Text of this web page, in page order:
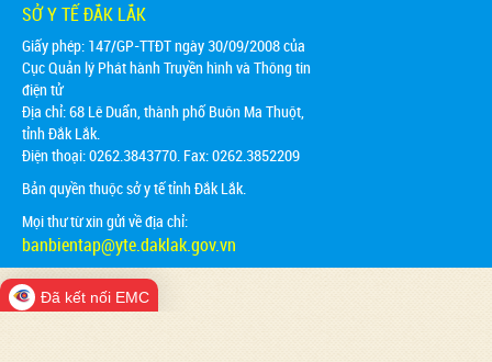
SỞ Y TẾ ĐẮK LẮK
Giấy phép: 147/GP-TTĐT ngày 30/09/2008 của
Cục Quản lý Phát hành Truyền hình và Thông tin
điện tử
Địa chỉ:68 Lê Duẩn, thành phố Buôn Ma Thuột,
tỉnh Đắk Lắk.
Điện thoại: 0262.3843770. Fax: 0262.3852209
Bản quyền thuộc sở y tế tỉnh Đắk Lắk.
Mọi thư từ xin gửi về địa chỉ:
banbientap@yte.daklak.gov.vn
Đã kết nối EMC